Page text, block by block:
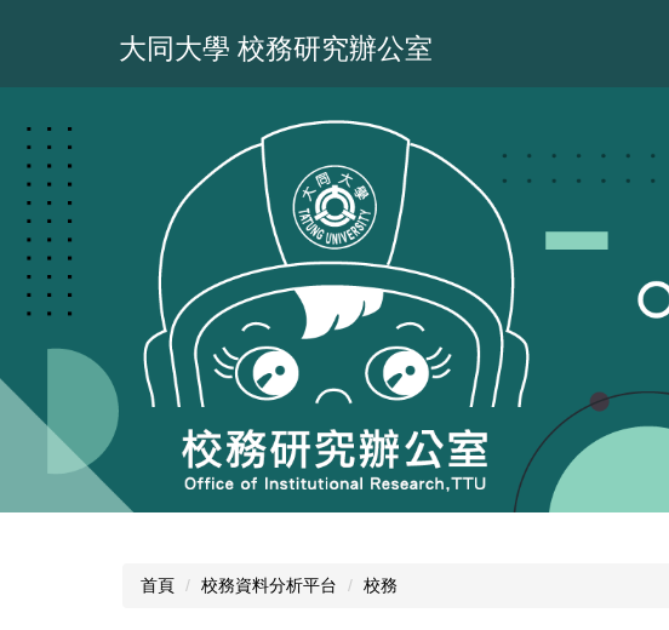
容
區
大同大學 校務研究辦公室
首頁 校務資料分析平台 校務